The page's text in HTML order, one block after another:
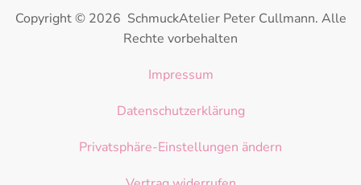
Copyright © 2026 SchmuckAtelier Peter Cullmann. Alle
Rechte vorbehalten
Impressum
Datenschutzerklärung
Privatsphäre-Einstellungen ändern